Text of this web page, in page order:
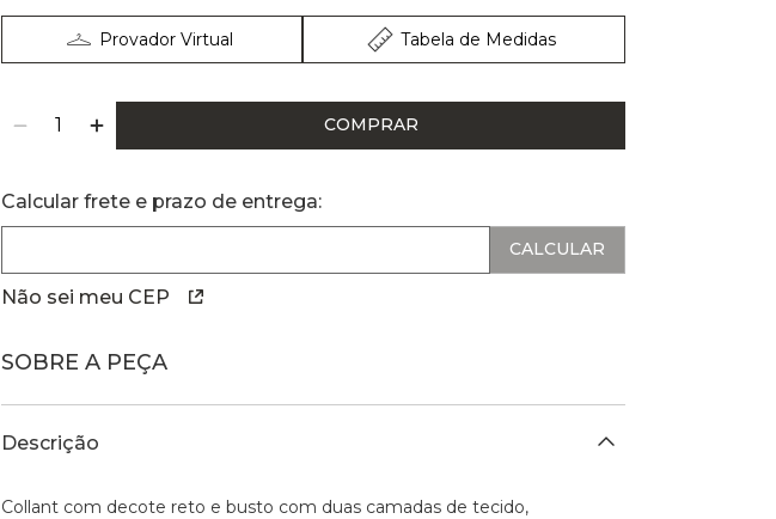
Provador Virtual Tabela de Medidas
COMPRAR
Calcular frete e prazo de entrega:
Não sei meu CEP
SOBRE A PEÇA
Descrição
Collant com decote reto e busto com duas camadas de tecido,